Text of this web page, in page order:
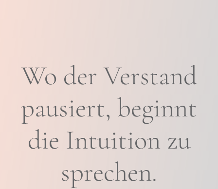
Wo der Verstand
pausiert, beginnt
die Intuition zu
sprechen.